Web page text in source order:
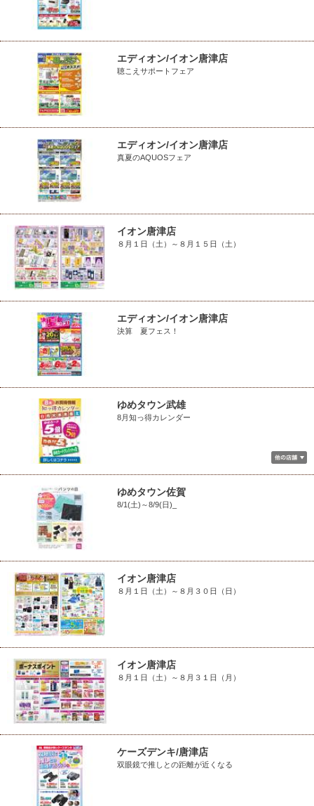
エディオン/イオン唐津店
聴こえサポートフェア
エディオン/イオン唐津店
真夏のAQUOSフェア
イオン唐津店
８月１日（土）～８月１５日（土）
エディオン/イオン唐津店
決算 夏フェス！
ゆめタウン武雄
8月知っ得カレンダー
ゆめタウン佐賀
8/1(土)～8/9(日)_
イオン唐津店
８月１日（土）～８月３０日（日）
イオン唐津店
８月１日（土）～８月３１日（月）
ケーズデンキ/唐津店
双眼鏡で推しとの距離が近くなる